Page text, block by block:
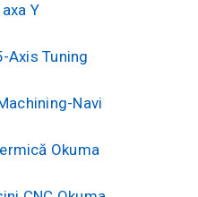
Y
Axis Tuning
Navi
Okuma